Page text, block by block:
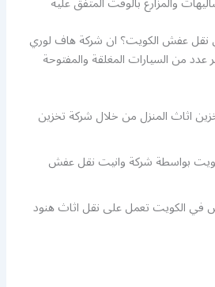
نقل عفش الكويت؟ ان شركة هاف لوري
من السيارات المغلقة والمفتوحة
اثاث المنزل من خلال شركة تخزين
بواسطة شركة وانيت نقل عفش
الكويت تعمل على نقل اثاث هنود